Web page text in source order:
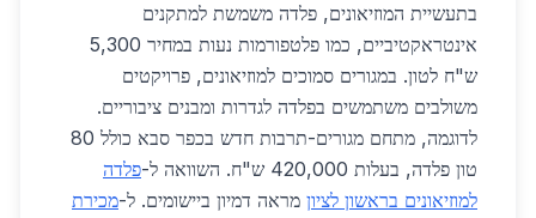
בתעשיית המוזיאונים, פלדה משמשת למתקנים
אינטראקטיביים, כמו פלטפורמות נעות במחיר 5,300
ש"ח לטון. במגורים סמוכים למוזיאונים, פרויקטים
משולבים משתמשים בפלדה לגדרות ומבנים ציבוריים.
לדוגמה, מתחם מגורים-תרבות חדש בכפר סבא כולל 80
טון פלדה, בעלות 420,000 ש"ח. השוואה ל-
פלדה
למוזיאונים בראשון לציון מראה דמיון ביישומים. ל-מכירת